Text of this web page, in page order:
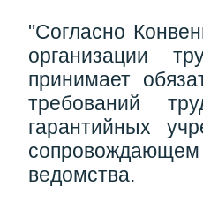
"Согласно
организации
принимает
требований
гарантийных
ведомства.